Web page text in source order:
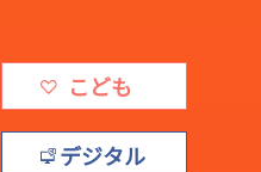
こども
デジタル